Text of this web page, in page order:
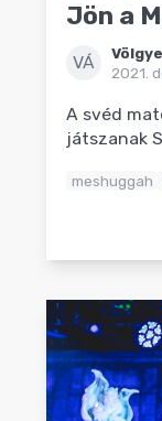
Jön a
VÁ
2021.
A svéd
játszanak
meshuggah